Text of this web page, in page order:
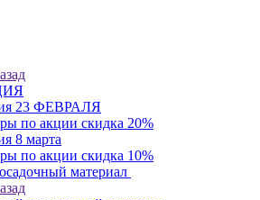
23 ФЕВРАЛЯ
по акции скидка 20%
8 марта
по акции скидка 10%
материал